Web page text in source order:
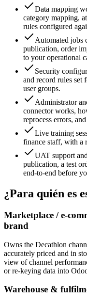
Data mapping
category mapping,
rules configured
Automated jobs
publication, order
to your operational
Security
and record rules set
user groups.
Administrator
connector works,
reprocess errors,
Live training
finance staff, with a
UAT support
publication, a test
end-to-end before
¿Para quién es
Marketplace / e-
brand
Owns the Decathlon
accurately priced and in
view of channel
or re-keying data into
Warehouse &